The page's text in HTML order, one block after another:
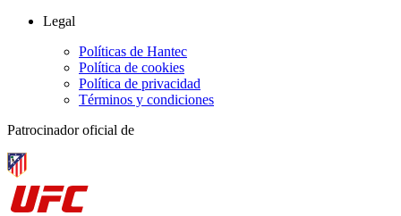
Legal
Políticas de Hantec
Política de cookies
Política de privacidad
Términos y condiciones
Patrocinador oficial de